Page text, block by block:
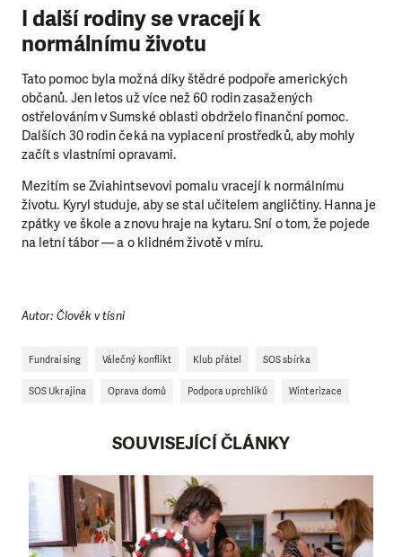
I další rodiny se vracejí k
normálnímu životu
Tato pomoc byla možná díky štědré podpoře amerických
občanů. Jen letos už více než 60 rodin zasažených
ostřelováním v Sumské oblasti obdrželo finanční pomoc.
Dalších 30 rodin čeká na vyplacení prostředků, aby mohly
začít s vlastními opravami.
Mezitím se Zviahintsevovi pomalu vracejí k normálnímu
životu. Kyryl studuje, aby se stal učitelem angličtiny. Hanna je
zpátky ve škole a znovu hraje na kytaru. Sní o tom, že pojede
na letní tábor — a o klidném životě v míru.
Autor: Člověk v tísni
Fundraising Válečný konflikt Klub přátel SOS sbírka
SOS Ukrajina Oprava domů Podpora uprchlíků Winterizace
SOUVISEJÍCÍ ČLÁNKY